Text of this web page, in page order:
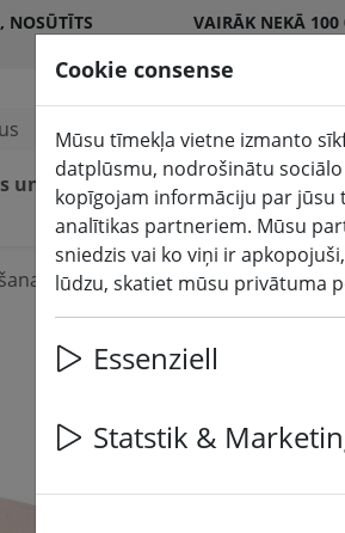
NOSŪTĪTS
VAIRĀK NEKĀ
un
LED sveces
telpām
Cookie consense
Mūsu tīmekļa vietne izmanto
datplūsmu, nodrošinātu
kopīgojam informāciju par jūsu
analītikas partneriem. Mūsu
sniedzis vai ko viņi ir
lūdzu, skatiet mūsu privātuma
Essenziell
Statstik &